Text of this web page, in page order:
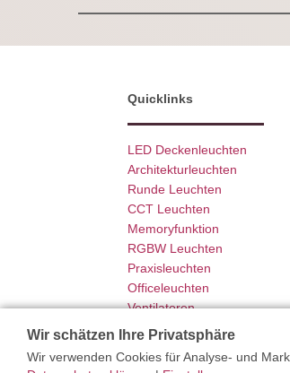
Quicklinks
LED Deckenleuchten
Architekturleuchten
Runde Leuchten
CCT Leuchten
Memoryfunktion
RGBW Leuchten
Praxisleuchten
Officeleuchten
Ventilatoren
SCHÖNER WOHNEN
Wir schätzen Ihre Privatsphäre
Wir verwenden Cookies für Analyse- und